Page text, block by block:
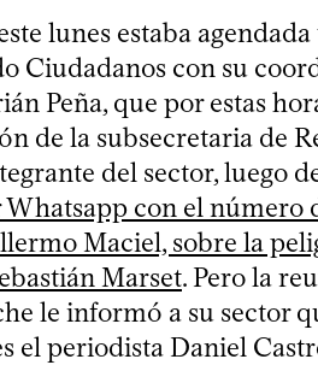
lunes estaba
Ciudadanos con su
Peña, que por estas
de la subsecretaria de
del sector, luego
con el número
Maciel, sobre la
Marset. Pero la
le informó a su sector
el periodista Daniel